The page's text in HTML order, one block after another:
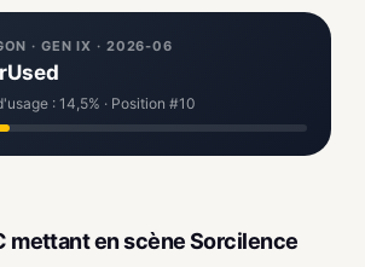
· GEN IX · 2026-06
: 14,5% · Position #10
mettant en scène Sorcilence